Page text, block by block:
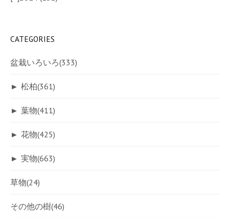
CATEGORIES
盆栽いろいろ(333)
► 松柏(361)
► 葉物(411)
► 花物(425)
► 実物(663)
草物(24)
その他の樹(46)